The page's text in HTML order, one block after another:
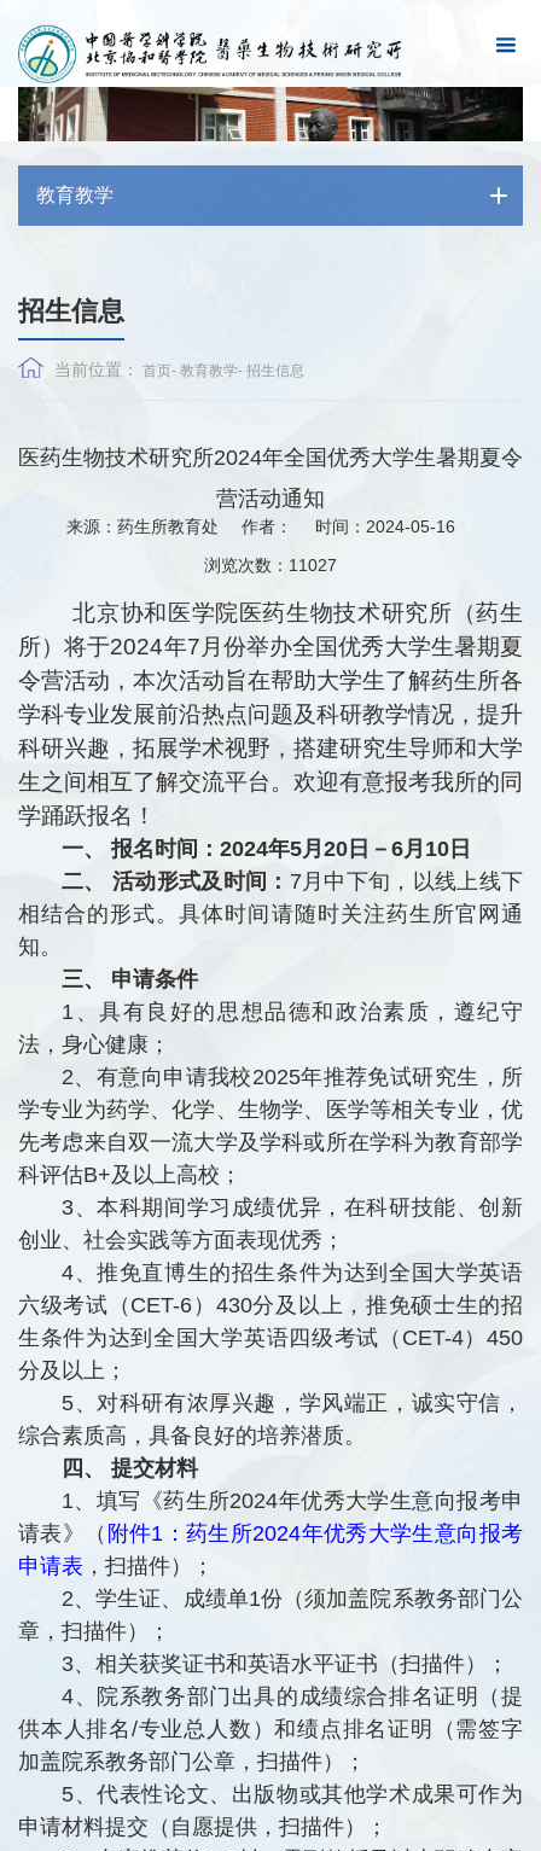
教育教学
招生信息
当前位置： 首页- 教育教学- 招生信息
医药生物技术研究所2024年全国优秀大学生暑期夏令
营活动通知
来源：药生所教育处 作者：
时间：2024-05-16
浏览次数： 11027
北京协和医学院医药生物技术研究所（药生
所）将于2024年7月份举办全国优秀大学生暑期夏
令营活动，本次活动旨在帮助大学生了解药生所各
学科专业发展前沿热点问题及科研教学情况，提升
科研兴趣，拓展学术视野，搭建研究生导师和大学
生之间相互了解交流平台。欢迎有意报考我所的同
学踊跃报名！
一、 报名时间：2024年5月20日－6月10日
二、 活动形式及时间： 7月中下旬，以线上线下
相结合的形式。具体时间请随时关注药生所官网通
知。
三、 申请条件
1、具有良好的思想品德和政治素质，遵纪守
法，身心健康；
2、有意向申请我校2025年推荐免试研究生，所
学专业为药学、化学、生物学、医学等相关专业，优
先考虑来自双一流大学及学科或所在学科为教育部学
科评估B+及以上高校；
3、本科期间学习成绩优异，在科研技能、创新
创业、社会实践等方面表现优秀；
4、推免直博生的招生条件为达到全国大学英语
六级考试（CET-6）430分及以上，推免硕士生的招
生条件为达到全国大学英语四级考试（CET-4）450
分及以上；
5、对科研有浓厚兴趣，学风端正，诚实守信，
综合素质高，具备良好的培养潜质。
四、 提交材料
1、填写《药生所2024年优秀大学生意向报考申
请表》（ 附件1：药生所2024年优秀大学生意向报考
申请表 ，扫描件）；
2、学生证、成绩单1份（须加盖院系教务部门公
章，扫描件）；
3、相关获奖证书和英语水平证书（扫描件）；
4、院系教务部门出具的成绩综合排名证明（提
供本人排名/专业总人数）和绩点排名证明（需签字
加盖院系教务部门公章，扫描件）；
5、代表性论文、出版物或其他学术成果可作为
申请材料提交（自愿提供，扫描件）；